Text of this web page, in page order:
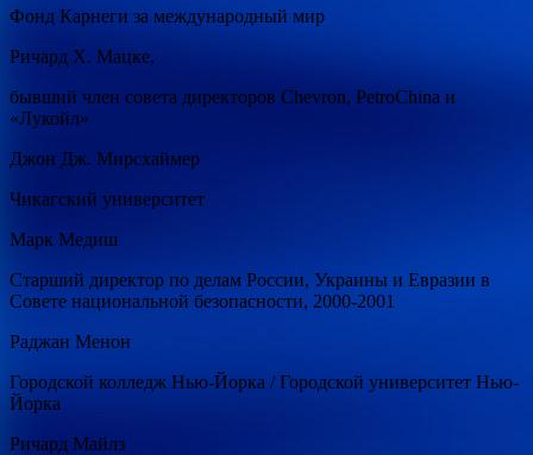
Фонд Карнеги за международный мир
Ричард Х. Мацке,
бывший член совета директоров Chevron, PetroChina и
«Лукойл»
Джон Дж. Мирсхаймер
Чикагский университет
Марк Медиш
Старший директор по делам России, Украины и Евразии в
Совете национальной безопасности, 2000-2001
Раджан Менон
Городской колледж Нью-Йорка / Городской университет Нью-
Йорка
Ричард Майлз